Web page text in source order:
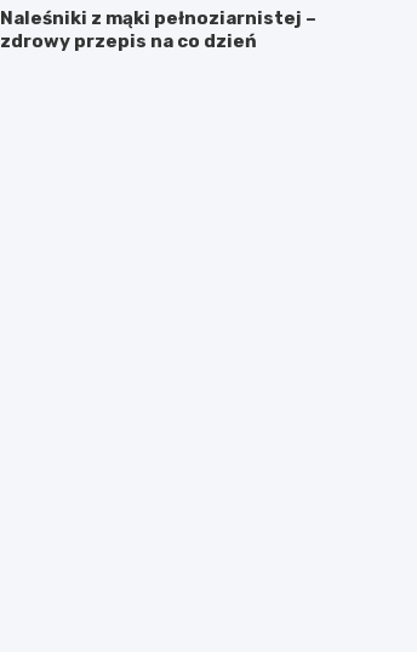
Naleśniki z mąki pełnoziarnistej –
zdrowy przepis na co dzień